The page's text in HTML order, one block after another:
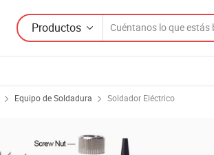
Productos
Equipo de Soldadura Soldador Eléctrico